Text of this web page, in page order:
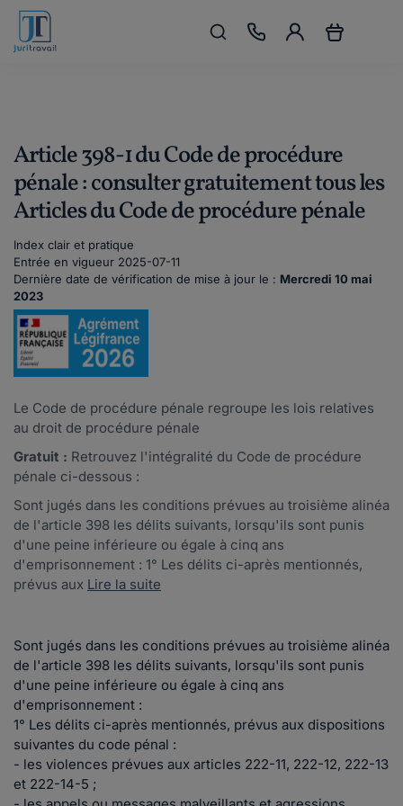
Article 398-1 du Code de procédure
pénale : consulter gratuitement tous les
Articles du Code de procédure pénale
Index clair et pratique
Entrée en vigueur 2025-07-11
Dernière date de vérification de mise à jour le : Mercredi 10 mai
2023
Le Code de procédure pénale regroupe les lois relatives
au droit de procédure pénale
Gratuit : Retrouvez l'intégralité du Code de procédure
pénale ci-dessous :
Sont jugés dans les conditions prévues au troisième alinéa
de l'article 398 les délits suivants, lorsqu'ils sont punis
d'une peine inférieure ou égale à cinq ans
d'emprisonnement : 1° Les délits ci-après mentionnés,
prévus aux Lire la suite
Sont jugés dans les conditions prévues au troisième alinéa
de l'article 398 les délits suivants, lorsqu'ils sont punis
d'une peine inférieure ou égale à cinq ans
d'emprisonnement :
1° Les délits ci-après mentionnés, prévus aux dispositions
suivantes du code pénal :
- les violences prévues aux articles 222-11, 222-12, 222-13
et 222-14-5 ;